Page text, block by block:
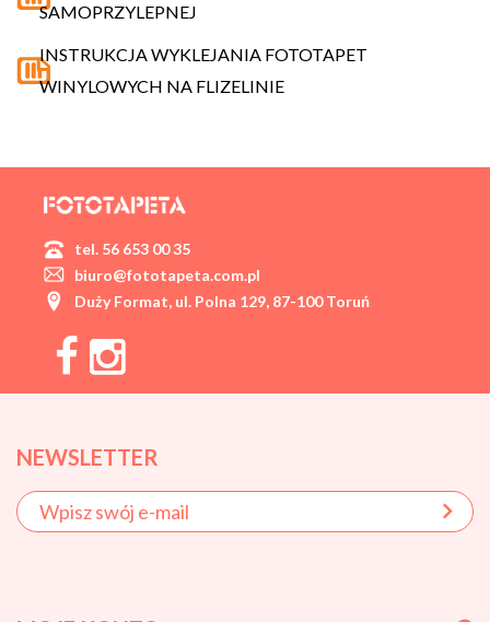
SAMOPRZYLEPNEJ
INSTRUKCJA WYKLEJANIA FOTOTAPET
WINYLOWYCH NA FLIZELINIE
tel. 56 653 00 35
biuro@fototapeta.com.pl
Duży Format, ul. Polna 129, 87-100 Toruń
NEWSLETTER